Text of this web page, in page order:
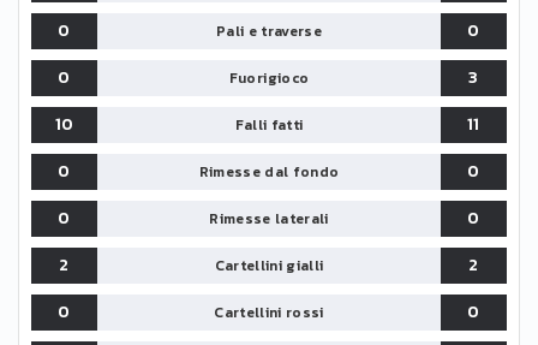
0 Pali e traverse
0
0
Fuorigioco
3
10
Falli fatti
11
0
Rimesse dal fondo
0
0
Rimesse laterali
0
2
Cartellini gialli
2
0
Cartellini rossi
0